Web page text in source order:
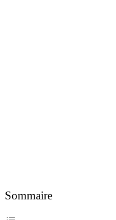
Sommaire